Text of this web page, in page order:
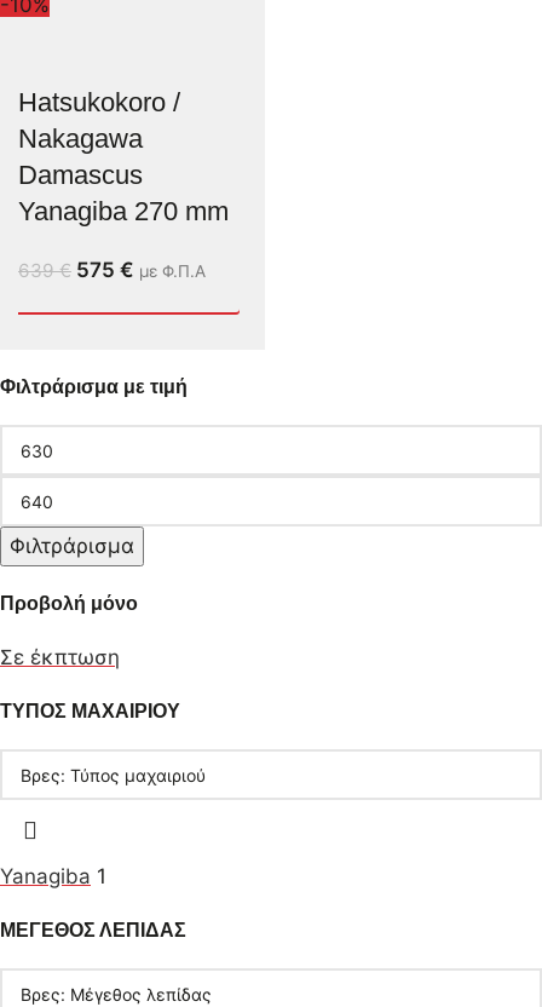
Φιλτράρισμα με τιμή
Φιλτράρισμα
Προβολή μόνο
Σε έκπτωση
ΤΥΠΟΣ ΜΑΧΑΙΡΙΟΥ
Yanagiba 1
ΜΕΓΕΘΟΣ ΛΕΠΙΔΑΣ
-10%
Hatsukokoro /
Nakagawa
Damascus
Yanagiba 270 mm
639€ 575 € με Φ.Π.Α